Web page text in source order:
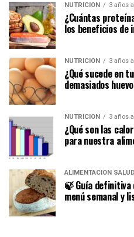
NUTRICIÓN 3 años
¿Cuántas
los beneficios de
NUTRICIÓN 3 años
¿Qué sucede en
demasiados
NUTRICIÓN 3 años
¿Qué son las
para nuestra
ALIMENTACIÓN
🍃 Guía
menú semanal y